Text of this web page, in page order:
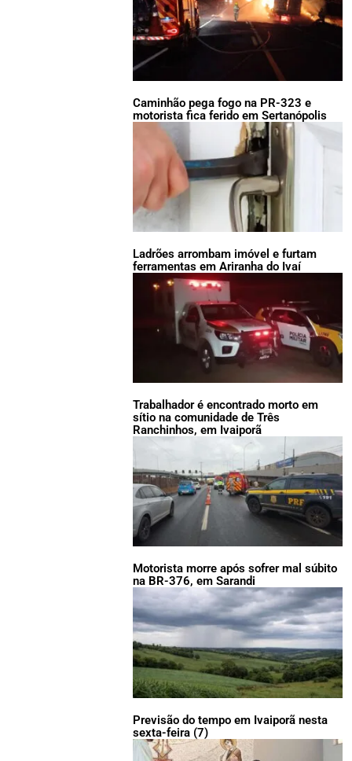
Caminhão pega fogo na PR-323 e
motorista fica ferido em Sertanópolis
Ladrões arrombam imóvel e furtam
ferramentas em Ariranha do Ivaí
Trabalhador é encontrado morto em
sítio na comunidade de Três
Ranchinhos, em Ivaiporã
Motorista morre após sofrer mal súbito
na BR-376, em Sarandi
Previsão do tempo em Ivaiporã nesta
sexta-feira (7)